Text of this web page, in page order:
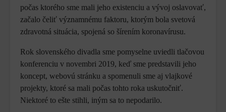
počas ktorého sme mali jeho existenciu a vývoj oslavovať,
začalo čeliť významnému faktoru, ktorým bola svetová
zdravotná situácia, spojená so šírením koronavírusu.
Rok slovenského divadla sme pomyselne uviedli tlačovou
konferenciu v novembri 2019, keď sme predstavili jeho
koncept, webovú stránku a spomenuli sme aj vlajkové
projekty, ktoré sa mali počas tohto roka uskutočniť.
Niektoré to ešte stihli, iným sa to nepodarilo.